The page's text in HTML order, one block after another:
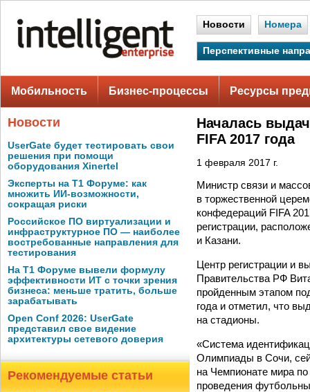
Новости Номера
Перспективные
Мобильность Бизнес-процессы Ресурсы
Новости
UserGate будет тестировать свои
решения при помощи
оборудования Xinertel
Эксперты на Т1 Форуме: как
множить ИИ-возможности,
сокращая риски
Российское ПО виртуализации и
инфраструктурное ПО — наиболее
востребованные направления для
тестирования
На Т1 Форуме вывели формулу
эффективности ИТ с точки зрения
бизнеса: меньше тратить, больше
зарабатывать
Open Conf 2026: UserGate
представил свое видение
архитектуры сетевого доверия
Рекомендуемые статьи
Началась
FIFA 2017 года
1 февраля 2017 г.
Министр связи и
в торжественной
конфедераций FIFA
регистрации,
и Казани.
Центр регистрации и
Правительства РФ
пройденным этапом
года и отметил, что
на стадионы.
«Система
Олимпиады в Сочи,
на Чемпионате мира
проведения